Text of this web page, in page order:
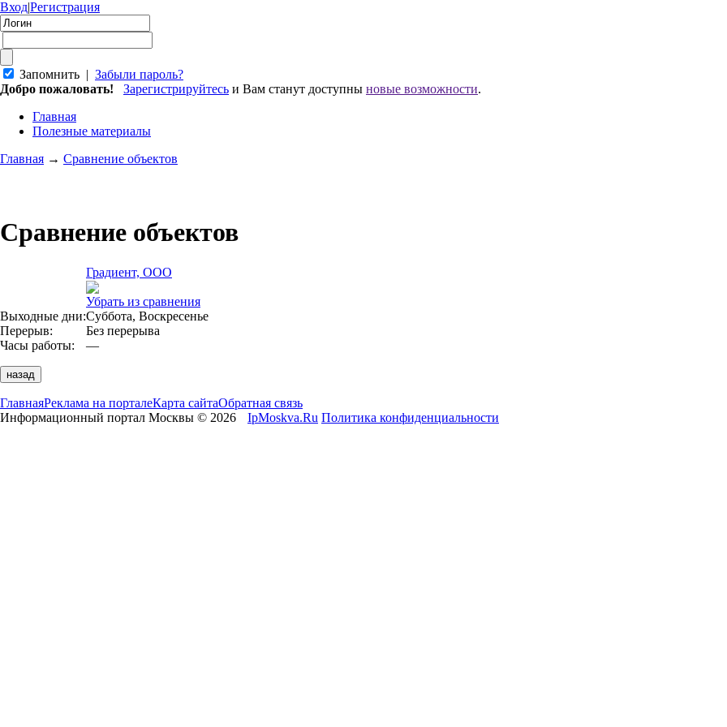
Вход|Регистрация
Запомнить | Забыли пароль?
Добро пожаловать!
Зарегистрируйтесь и Вам станут доступны новые возможности.
Главная
Полезные материалы
Главная → Сравнение объектов
Сравнение объектов
Градиент, ООО
Убрать из сравнения
Выходные дни:Суббота, Воскресенье
Перерыв:
Без перерыва
Часы работы:
—
ГлавнаяРеклама на порталеКарта сайтаОбратная связь
Информационный портал Москвы © 2026
IpMoskva.Ru Политика конфиденциальности